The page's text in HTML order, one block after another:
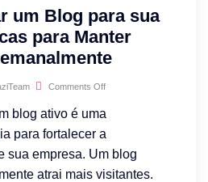
um Blog para sua
para Manter
Comments Off
blog ativo é uma
para fortalecer a
sua empresa. Um blog
atrai mais visitantes.